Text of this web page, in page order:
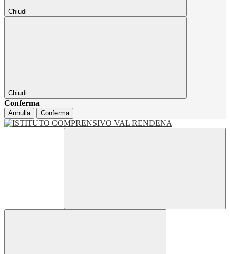
Chiudi
Chiudi
Conferma
Annulla Conferma